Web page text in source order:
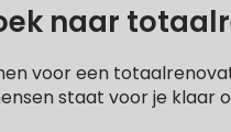
naar
voor een
staat voor je klaar